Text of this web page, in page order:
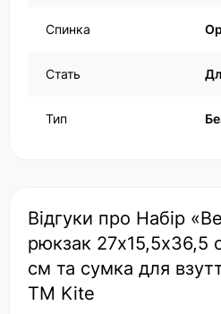
Спинка
Стать
Тип
Відгуки про Набір
рюкзак 27х15,5х36,5
см та сумка для
ТМ Kite